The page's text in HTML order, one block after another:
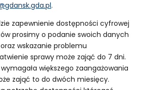
.
zapewnienie dostępności cyfrowej
prosimy o podanie swoich danych
wskazanie problemu
sprawy może zająć do 7 dni.
większego zaangażowania
zająć to do dwóch miesięcy.